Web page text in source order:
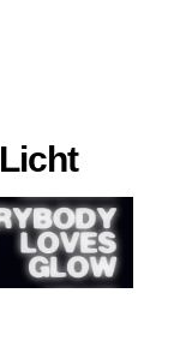
Licht